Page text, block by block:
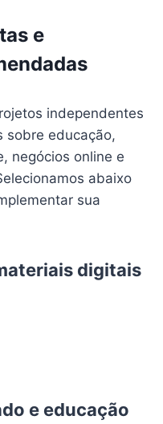
e
independentes
sobre educação,
negócios online e
abaixo
sua
digitais
e educação